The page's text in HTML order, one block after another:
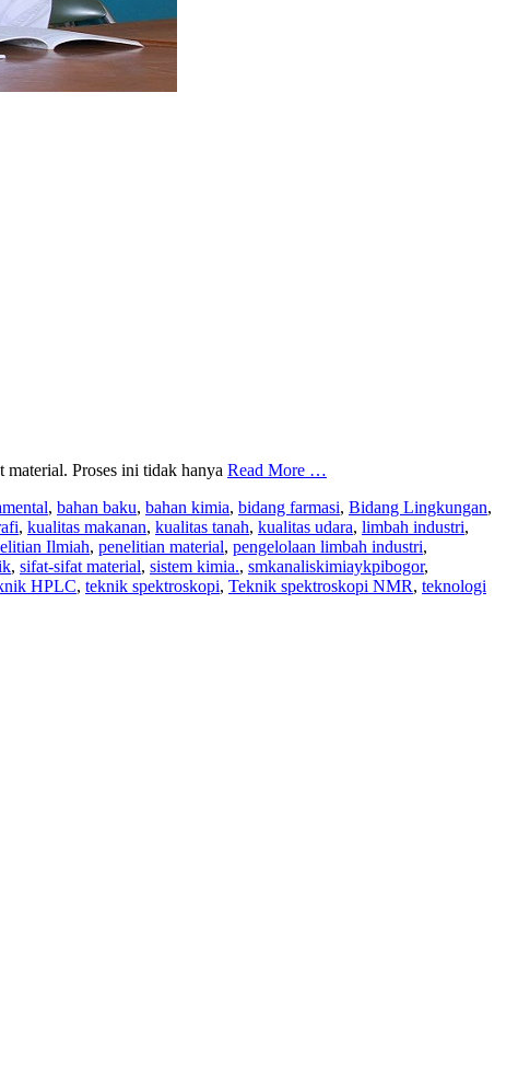
Proses ini tidak hanya Read More …
, bahan baku, bahan kimia, bidang farmasi, Bidang Lingkungan,
, kualitas makanan, kualitas tanah, kualitas udara, limbah industri,
Ilmiah, penelitian material, pengelolaan limbah industri,
, sifat-sifat material, sistem kimia., smkanaliskimiaykpibogor,
HPLC, teknik spektroskopi, Teknik spektroskopi NMR, teknologi